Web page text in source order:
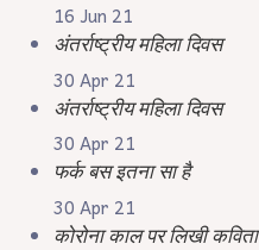
16 Jun 21
अंतर्राष्ट्रीय महिला दिवस
30 Apr 21
अंतर्राष्ट्रीय महिला दिवस
30 Apr 21
फर्क बस इतना सा है
30 Apr 21
कोरोना काल पर लिखी कविता